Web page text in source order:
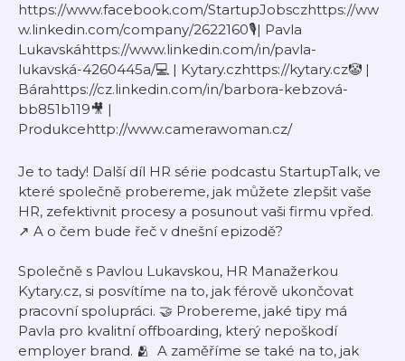
https://www.facebook.com/StartupJobsczhttps://ww
w.linkedin.com/company/2622160🎙| Pavla
Lukavskáhttps://www.linkedin.com/in/pavla-
lukavská-4260445a/💻 | Kytary.czhttps://kytary.cz🤡 |
Bárahttps://cz.linkedin.com/in/barbora-kebzová-
bb851b119🎥 |
Produkcehttp://www.camerawoman.cz/
Je to tady! Další díl HR série podcastu StartupTalk, ve
které společně probereme, jak můžete zlepšit vaše
HR, zefektivnit procesy a posunout vaši firmu vpřed.
↗️ A o čem bude řeč v dnešní epizodě?
Společně s Pavlou Lukavskou, HR Manažerkou
Kytary.cz, si posvítíme na to, jak férově ukončovat
pracovní spolupráci. 🤝 Probereme, jaké tipy má
Pavla pro kvalitní offboarding, který nepoškodí
employer brand. 🫂 A zaměříme se také na to, jak